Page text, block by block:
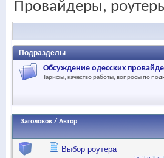
Провайдеры,
Подразделы
Обсуждение одесских
Тарифы, качество работы, вопросы по
Заголовок / Автор
Выбор роутера